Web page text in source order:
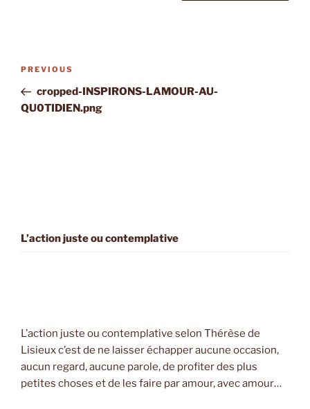
Post
Previous
Post
PREVIOUS
cropped-INSPIRONS-LAMOUR-AU-
QU0TIDIEN.png
L’action juste ou contemplative
L’action juste ou contemplative selon Thérèse de
Lisieux c’est de ne laisser échapper aucune occasion,
aucun regard, aucune parole, de profiter des plus
petites choses et de les faire par amour, avec amour…